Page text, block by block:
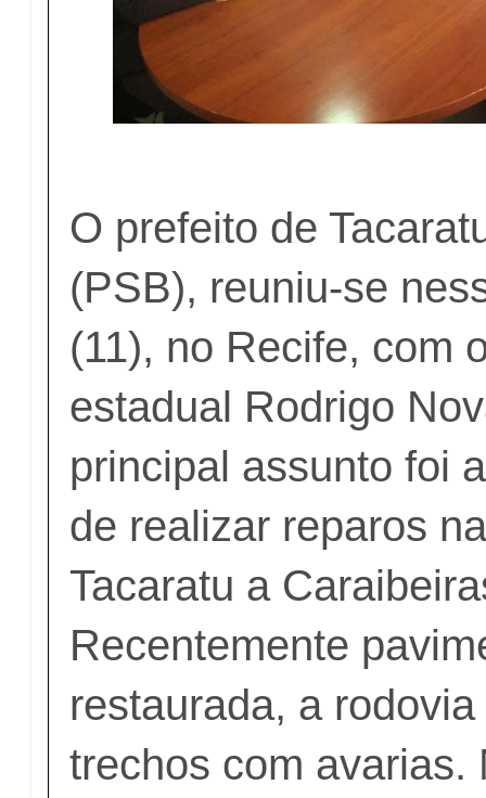
O prefeito de
(PSB), reuniu-se
(11), no Recife, com
estadual Rodrigo
principal assunto foi
de realizar reparos
Tacaratu a
Recentemente
restaurada, a
trechos com avarias.